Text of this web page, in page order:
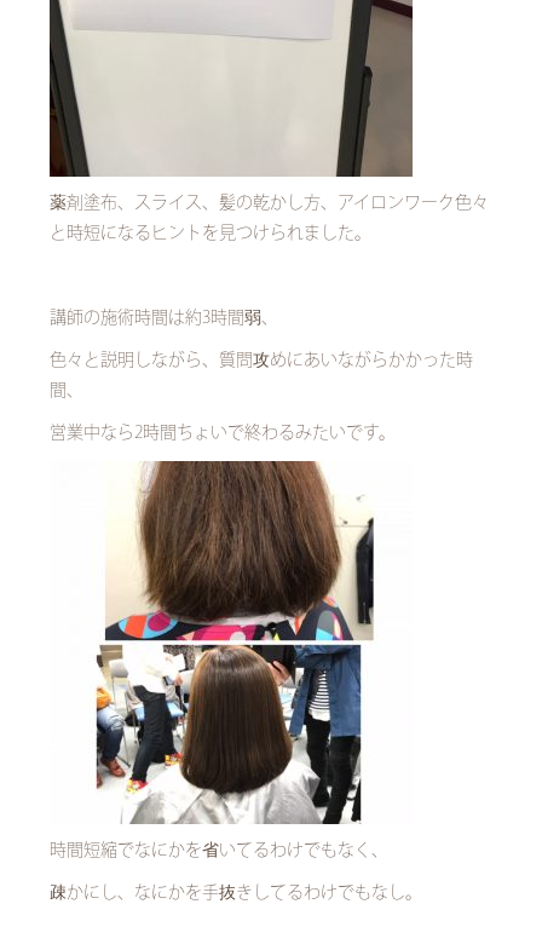
薬剤塗布、スライス、髪の乾かし方、アイロンワーク色々
と時短になるヒントを見つけられました。
講師の施術時間は約3時間弱、
色々と説明しながら、質問攻めにあいながらかかった時
間、
営業中なら2時間ちょいで終わるみたいです。
時間短縮でなにかを省いてるわけでもなく、
疎かにし、なにかを手抜きしてるわけでもなし。